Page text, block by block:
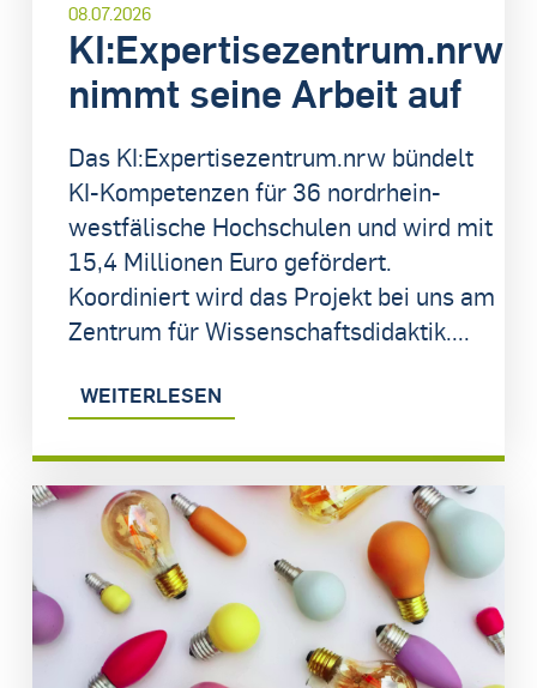
08.07.2026
KI:Expertisezentrum.nrw
nimmt seine Arbeit auf
Das KI:Expertisezentrum.nrw bündelt
KI-Kompetenzen für 36 nordrhein-
westfälische Hochschulen und wird mit
15,4 Millionen Euro gefördert.
Koordiniert wird das Projekt bei uns am
Zentrum für Wissenschaftsdidaktik....
WEITERLESEN